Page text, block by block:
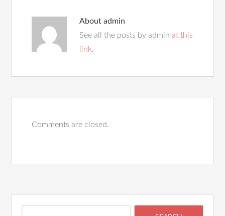
About admin
See all the posts by adminat this
link.
Comments are closed.